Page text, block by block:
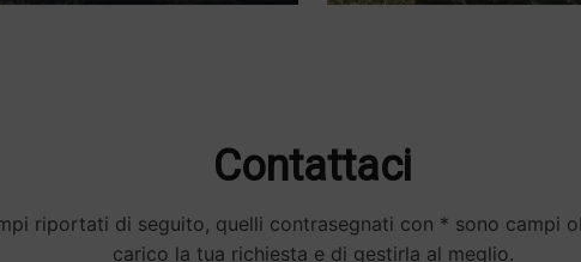
Contattaci
riportati di seguito, quelli contrasegnati con * sono campi
carico la tua richiesta e di gestirla al meglio.